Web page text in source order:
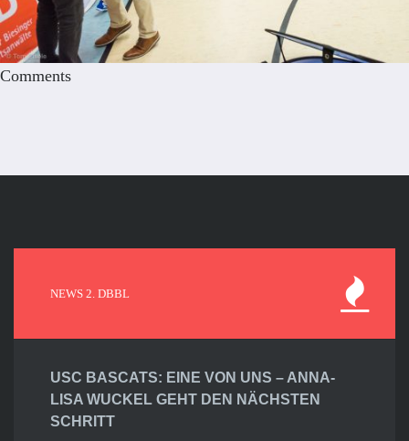
Comments
NEWS 2. DBBL
USC BASCATS: EINE VON UNS – ANNA-
LISA WUCKEL GEHT DEN NÄCHSTEN
SCHRITT